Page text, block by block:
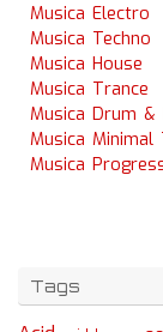
Musica Electro
Musica Techno
Musica House
Musica Trance
Musica Drum &
Musica Minimal
Musica
Tags